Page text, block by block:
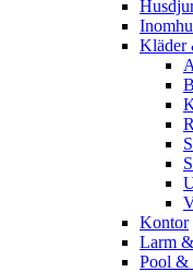
Kläder
Kontor
Larm
Pool &